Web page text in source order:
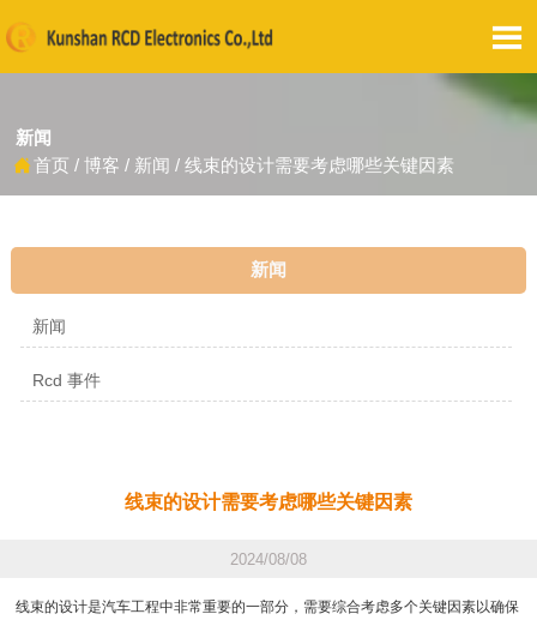

新闻
首页 / 博客 / 新闻 / 线束的设计需要考虑哪些关键因素
新闻
新闻
Rcd 事件
线束的设计需要考虑哪些关键因素
2024/08/08
线束的设计是汽车工程中非常重要的一部分，需要综合考虑多个关键因素以确保